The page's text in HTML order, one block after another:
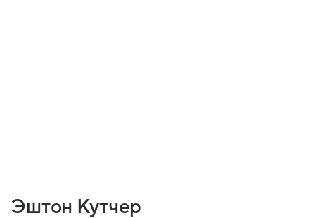
Эштон Кутчер